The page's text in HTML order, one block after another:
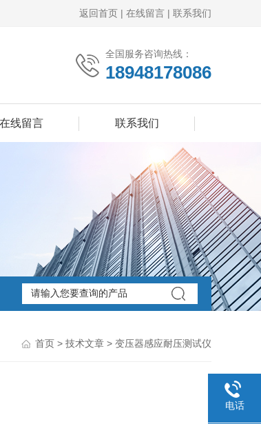
返回首页 | 在线留言 | 联系我们
全国服务咨询热线：
18948178086
在线留言 联系我们
首页 > 技术文章 > 变压器感应耐压测试仪
电话